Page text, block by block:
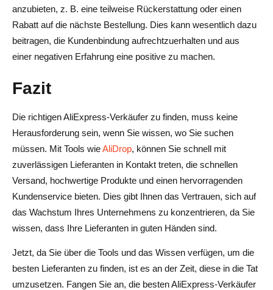
anzubieten, z. B. eine teilweise Rückerstattung oder einen
Rabatt auf die nächste Bestellung. Dies kann wesentlich dazu
beitragen, die Kundenbindung aufrechtzuerhalten und aus
einer negativen Erfahrung eine positive zu machen.
Fazit
Die richtigen AliExpress-Verkäufer zu finden, muss keine
Herausforderung sein, wenn Sie wissen, wo Sie suchen
müssen. Mit Tools wieAliDrop, können Sie schnell mit
zuverlässigen Lieferanten in Kontakt treten, die schnellen
Versand, hochwertige Produkte und einen hervorragenden
Kundenservice bieten. Dies gibt Ihnen das Vertrauen, sich auf
das Wachstum Ihres Unternehmens zu konzentrieren, da Sie
wissen, dass Ihre Lieferanten in guten Händen sind.
Jetzt, da Sie über die Tools und das Wissen verfügen, um die
besten Lieferanten zu finden, ist es an der Zeit, diese in die Tat
umzusetzen. Fangen Sie an, die besten AliExpress-Verkäufer